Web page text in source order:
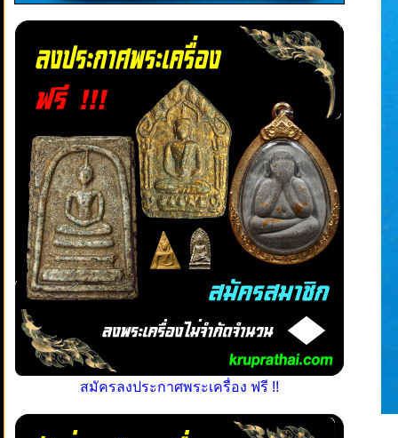
สมัครลงประกาศพระเครื่อง ฟรี !!